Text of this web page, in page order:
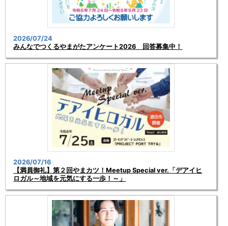
2026/07/24
みんなでつくるやまがたアンケート2026 回答募集中！
2026/07/16
【満員御礼】第２回やまカツ！Meetup Special ver.「デアイヒ
ロガル～地域を元気にする一歩！～」